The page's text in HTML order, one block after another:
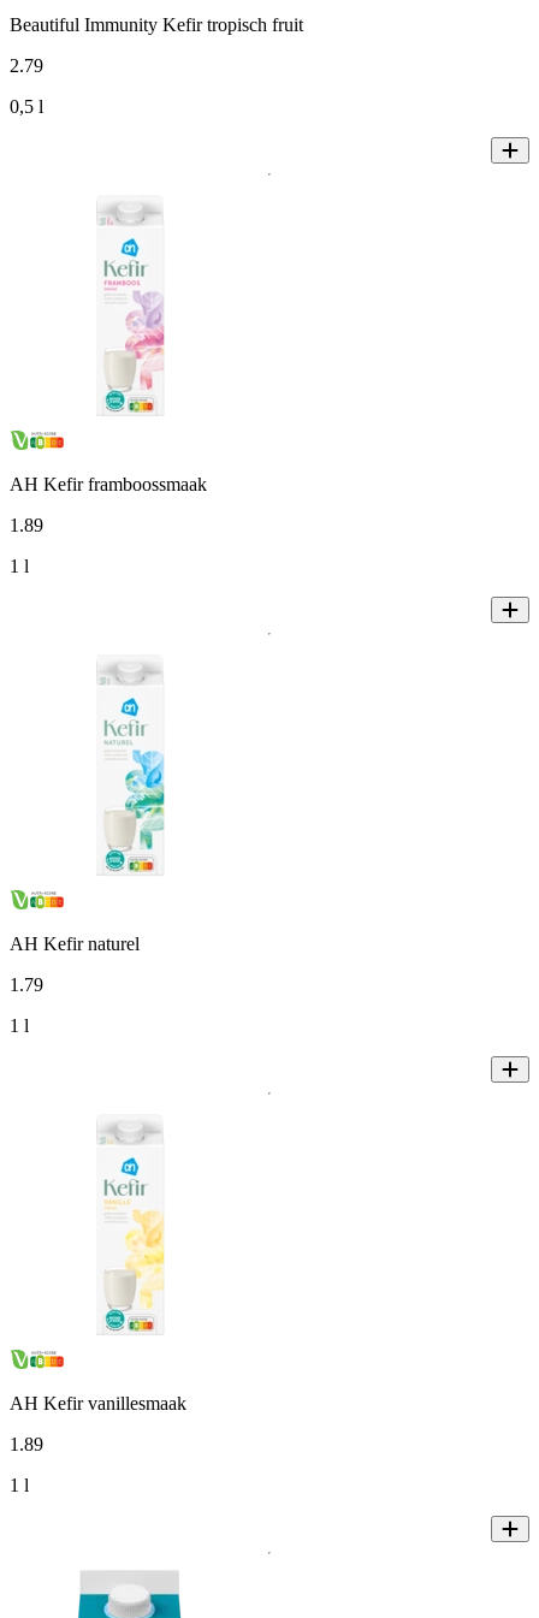
Beautiful Immunity Kefir tropisch fruit
2.79
0,5 l
AH Kefir framboossmaak
1 .89
1 l
AH Kefir naturel
1 .79
1 l
AH Kefir vanillesmaak
1 .89
1 l